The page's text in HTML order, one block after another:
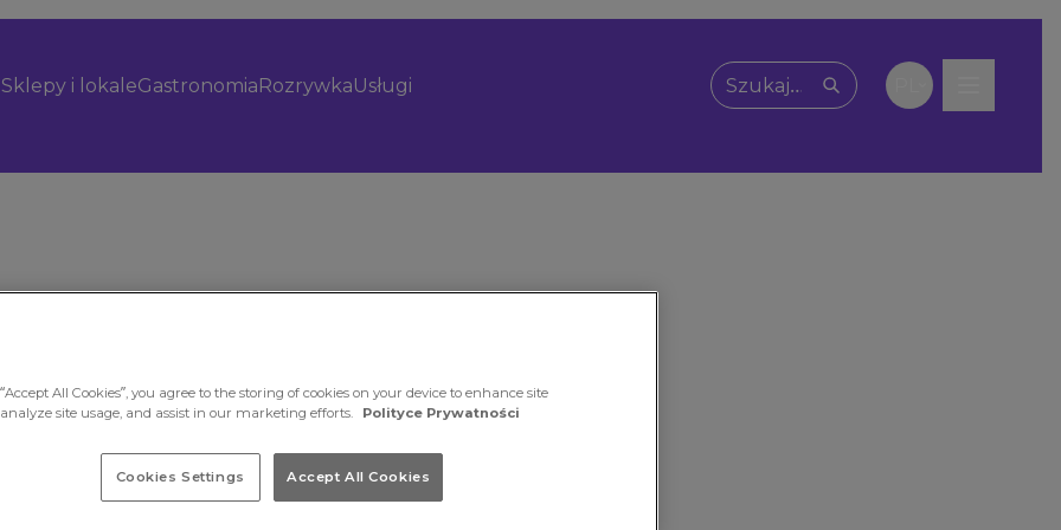
Sklepy i lokaleGastronomiaRozrywkaUsługi
Wpisz, czego szukasz
All Cookies”, you agree to the storing of cookies on your device to enhance site
site usage, and assist in our marketing efforts.
Polityce Prywatności
Cookies Settings Accept All Cookies